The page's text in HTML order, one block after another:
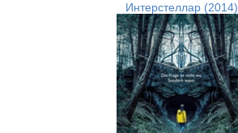
Интерстеллар (2014)